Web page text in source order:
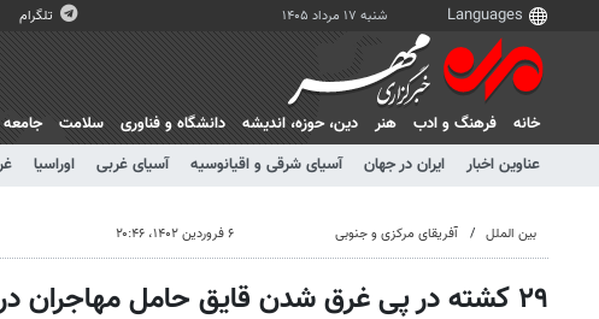
شنبه ۱۷ مرداد ۱۴۰۵ تلگرام
خانه فرهنگ و ادب هنر دين، حوزه، انديشه دانشگاه و فناوری سلامت جامعه
عناوین اخبار
ایران در جهان آسیای شرقی و اقیانوسیه آسیای غربی اوراسیا
بین الملل آفریقای مرکزی و جنوبی ۶ فروردین ۱۴۰۲، ۲۰:۴۶
۲۹ کشته در پی غرق شدن قایق حامل مهاجران در سواحل تونس